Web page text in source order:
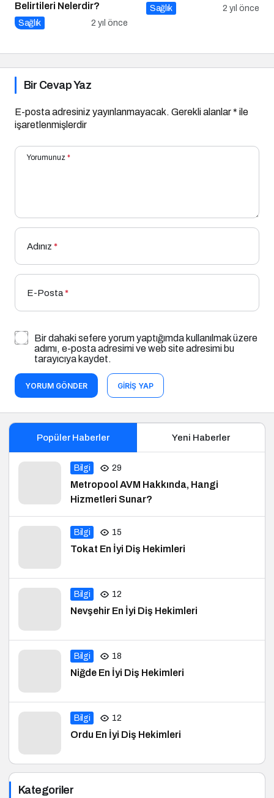
Belirtileri Nelerdir?
Sağlık 2 yıl önce
Sağlık 2 yıl önce
Bir Cevap Yaz
E-posta adresiniz yayınlanmayacak. Gerekli alanlar* ile
işaretlenmişlerdir
Yorumunuz *
Adınız *
E-Posta*
Bir dahaki sefere yorum yaptığımda kullanılmak üzere
adımı, e-posta adresimi ve web site adresimi bu
tarayıcıya kaydet.
YORUM GÖNDER GIRIŞ YAP
Popüler Haberler Yeni Haberler
Bilgi 29
Metropool AVM Hakkında, Hangi
Hizmetleri Sunar?
Bilgi 15
Tokat En İyi Diş Hekimleri
Bilgi 12
Nevşehir En İyi Diş Hekimleri
Bilgi 18
Niğde En İyi Diş Hekimleri
Bilgi 12
Ordu En İyi Diş Hekimleri
Kategoriler